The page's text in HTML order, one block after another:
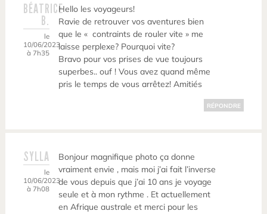
BÉATRICE
B.
le
10/06/2023
à 7h35
Hello les voyageurs!
Ravie de retrouver vos aventures bien
que le « contraints de rouler vite » me
laisse perplexe? Pourquoi vite?
Bravo pour vos prises de vue toujours
superbes.. ouf ! Vous avez quand même
pris le temps de vous arrêtez! Amitiés
RÉPONDRE
SYLLA
le
10/06/2023
à 7h08
Bonjour magnifique photo ça donne
vraiment envie , mais moi j’ai fait l’inverse
de vous depuis que j’ai 10 ans je voyage
seule et à mon rythme . Et actuellement
en Afrique australe et merci pour les